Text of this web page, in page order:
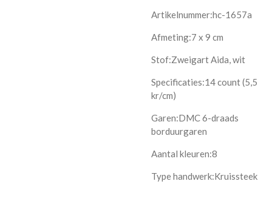
Artikelnummer:hc-1657a
Afmeting:7 x 9 cm
Stof:Zweigart Aida, wit
Specificaties:14 count (5,5
kr/cm)
Garen:DMC 6-draads
borduurgaren
Aantal kleuren:8
Type handwerk:Kruissteek